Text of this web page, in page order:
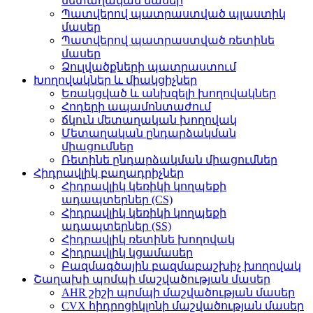
Պատվերով պատրաստված պլաստիկ
մասեր
Պատվերով պատրաստված ռետինե
մասեր
Ձուլվածքների պատրաստում
Խողովակներ և միակցիչներ
Եռակցված և անխզելի խողովակներ
Հոդերի ապամոնտաժում
ճկուն մետաղական խողովակ
Մետաղական ընդարձակման
միացումներ
Ռետինե ընդարձակման միացումներ
Հիդրավլիկ բաղադրիչներ
Հիդրավլիկ կեռիկի կողպեքի
ադապտերներ (CS)
Հիդրավլիկ կեռիկի կողպեքի
ադապտերներ (SS)
Հիդրավլիկ ռետինե խողովակ
Հիդրավլիկ կցամասեր
Բազմագծային բազմաբաշխիչ խողովակ
Շաղախի պոմպի մաշվածության մասեր
AHR շիշի պոմպի մաշվածության մասեր
CVX հիդրոցիկլոնի մաշվածության մասեր